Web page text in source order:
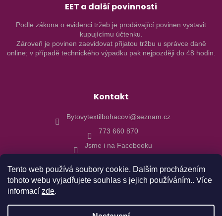
Tento web používá soubory cookie. Dalším procházením
tohoto webu vyjadřujete souhlas s jejich používáním.. Více
informací zde.
EET a další povinnosti
Podle zákona o evidenci tržeb je prodávající povinen vystavit
kupujícímu účtenku.
Zároveň je povinen zaevidovat přijatou tržbu u správce daně
online; v případě technického výpadku pak nejpozději do 48 hodin.
Kontakt
Bytovytextilbohacovi@seznam.cz
773 660 870
Jsme i na Facebooku